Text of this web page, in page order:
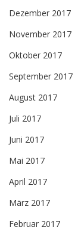
Dezember 2017
November 2017
Oktober 2017
September 2017
August 2017
Juli 2017
Juni 2017
Mai 2017
April 2017
März 2017
Februar 2017